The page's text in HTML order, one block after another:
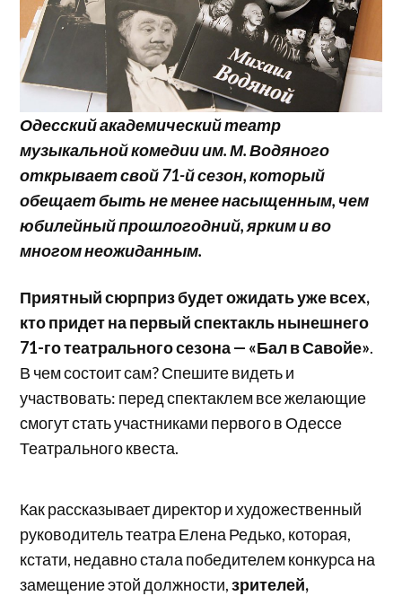
Одесский академический театр
музыкальной комедии им. М. Водяного
открывает свой 71-й сезон, который
обещает быть не менее насыщенным, чем
юбилейный прошлогодний, ярким и во
многом неожиданным.
Приятный сюрприз будет ожидать уже всех,
кто придет на первый спектакль нынешнего
71-го театрального сезона — «Бал в Савойе».
В чем состоит сам? Спешите видеть и
участвовать: перед спектаклем все желающие
смогут стать участниками первого в Одессе
Театрального квеста.
Как рассказывает директор и художественный
руководитель театра Елена Редько, которая,
кстати, недавно стала победителем конкурса на
замещение этой должности,зрителей,